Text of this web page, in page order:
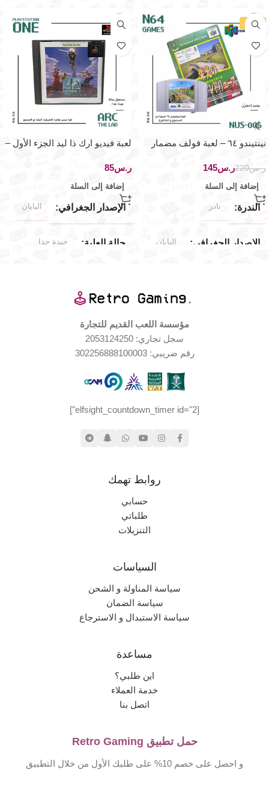
-34%
نينتيندو ٦٤ – لعبة قولف مضمار
ر.س220ر.س145
إضافة إلى السلة
الندرة نادر
الإصدار الجغرافي اليابان
لعبة فيديو ارك ذا ليد الجزء الأول –
ر.س
إضافة إلى السلة
الإصدار الجغرافي اليابان
حالة العلبة جيدة جدا
حالة المنتج
مستخدم بحالة جيدة جدا
مؤسسة اللعب القديم للتجارة
سجل تجاري: 2053124250
رقم ضريبي: 302256888100003
[elfsight_countdown_timer id="2"]
روابط تهمك
حسابي
طلباتي
التنزيلات
السياسات
سياسة المناولة و الشحن
سياسة الضمان
سياسة الاستبدال و الاسترجاع
مساعدة
اين طلبي؟
خدمة العملاء
اتصل بنا
حمل تطبيق Retro Gaming
و احصل على خصم 10% على طلبك الأول من خلال التطبيق